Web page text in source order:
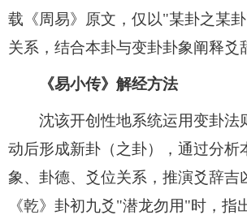
载《周易》原文，仅以"某卦之某
关系，结合本卦与变卦卦象阐释爻
《易小传》解经方法
沈该开创性地系统运用变卦法
动后形成新卦（之卦），通过分析
象、卦德、爻位关系，推演爻辞吉
《乾》卦初九爻"潜龙勿用"时，指